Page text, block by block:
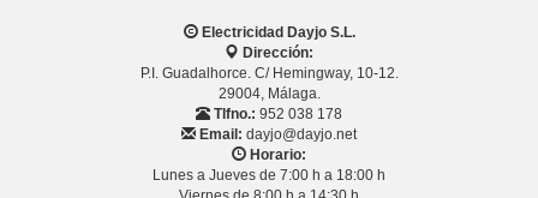
Electricidad Dayjo S.L.
Dirección:
P.I. Guadalhorce. C/ Hemingway, 10-12.
29004, Málaga.
Tlfno.: 952 038 178
Email: dayjo@dayjo.net
Horario:
Lunes a Jueves de 7:00 h a 18:00 h